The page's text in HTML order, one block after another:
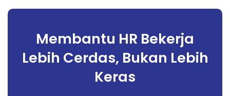
Membantu HR Bekerja
Lebih Cerdas, Bukan Lebih
Keras